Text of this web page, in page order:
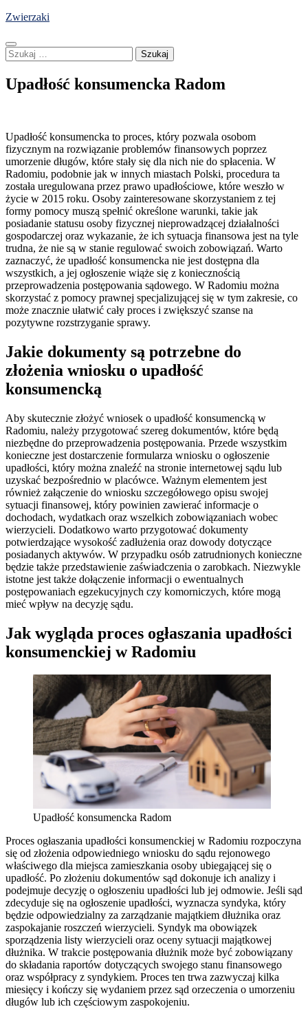
Skip
content
Zwierzaki
Szukaj:
Upadłość konsumencka Radom
Upadłość konsumencka to proces, który pozwala osobom
fizycznym na rozwiązanie problemów finansowych poprzez
umorzenie długów, które stały się dla nich nie do spłacenia. W
Radomiu, podobnie jak w innych miastach Polski, procedura ta
została uregulowana przez prawo upadłościowe, które weszło w
życie w 2015 roku. Osoby zainteresowane skorzystaniem z tej
formy pomocy muszą spełnić określone warunki, takie jak
posiadanie statusu osoby fizycznej nieprowadzącej działalności
gospodarczej oraz wykazanie, że ich sytuacja finansowa jest na tyle
trudna, że nie są w stanie regulować swoich zobowiązań. Warto
zaznaczyć, że upadłość konsumencka nie jest dostępna dla
wszystkich, a jej ogłoszenie wiąże się z koniecznością
przeprowadzenia postępowania sądowego. W Radomiu można
skorzystać z pomocy prawnej specjalizującej się w tym zakresie, co
może znacznie ułatwić cały proces i zwiększyć szanse na
pozytywne rozstrzyganie sprawy.
Jakie dokumenty są potrzebne do
złożenia wniosku o upadłość
konsumencką
Aby skutecznie złożyć wniosek o upadłość konsumencką w
Radomiu, należy przygotować szereg dokumentów, które będą
niezbędne do przeprowadzenia postępowania. Przede wszystkim
konieczne jest dostarczenie formularza wniosku o ogłoszenie
upadłości, który można znaleźć na stronie internetowej sądu lub
uzyskać bezpośrednio w placówce. Ważnym elementem jest
również załączenie do wniosku szczegółowego opisu swojej
sytuacji finansowej, który powinien zawierać informacje o
dochodach, wydatkach oraz wszelkich zobowiązaniach wobec
wierzycieli. Dodatkowo warto przygotować dokumenty
potwierdzające wysokość zadłużenia oraz dowody dotyczące
posiadanych aktywów. W przypadku osób zatrudnionych konieczne
będzie także przedstawienie zaświadczenia o zarobkach. Niezwykle
istotne jest także dołączenie informacji o ewentualnych
postępowaniach egzekucyjnych czy komorniczych, które mogą
mieć wpływ na decyzję sądu.
Jak wygląda proces ogłaszania upadłości
konsumenckiej w Radomiu
Upadłość konsumencka Radom
Proces ogłaszania upadłości konsumenckiej w Radomiu rozpoczyna
się od złożenia odpowiedniego wniosku do sądu rejonowego
właściwego dla miejsca zamieszkania osoby ubiegającej się o
upadłość. Po złożeniu dokumentów sąd dokonuje ich analizy i
podejmuje decyzję o ogłoszeniu upadłości lub jej odmowie. Jeśli sąd
zdecyduje się na ogłoszenie upadłości, wyznacza syndyka, który
będzie odpowiedzialny za zarządzanie majątkiem dłużnika oraz
zaspokajanie roszczeń wierzycieli. Syndyk ma obowiązek
sporządzenia listy wierzycieli oraz oceny sytuacji majątkowej
dłużnika. W trakcie postępowania dłużnik może być zobowiązany
do składania raportów dotyczących swojego stanu finansowego
oraz współpracy z syndykiem. Proces ten trwa zazwyczaj kilka
miesięcy i kończy się wydaniem przez sąd orzeczenia o umorzeniu
długów lub ich częściowym zaspokojeniu.